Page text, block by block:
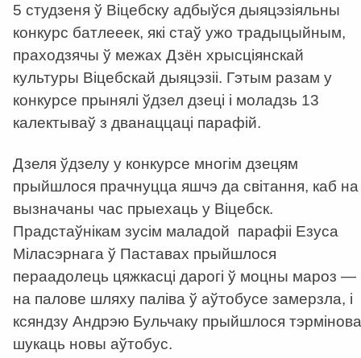
5 студзеня ў Віцебску адбыўся дыяцэзіяльны
конкурс батлееек, які стаў ужо традыцыйным,
праходзячы ў межах Дзён хрысціянскай
культуры Віцебскай дыяцэзіі. Гэтым разам у
конкурсе прынялі ўдзел дзеці і моладзь 13
калектываў з дванаццаці парафій.
Дзеля ўдзелу у конкурсе многім дзецям
прыйшлося прачнуцца яшчэ да світання, каб на
вызначаны час прыехаць у Віцебск.
Прадстаўнікам зусім маладой парафіі Езуса
Міласэрнага ў Паставах прыйшлося
пераадолець цяжкасці дарогі ў моцны мароз —
на палове шляху паліва ў аўтобусе замерзла, і
ксяндзу Андрэю Бульчаку прыйшлося тэрмінова
шукаць новы аўтобус.